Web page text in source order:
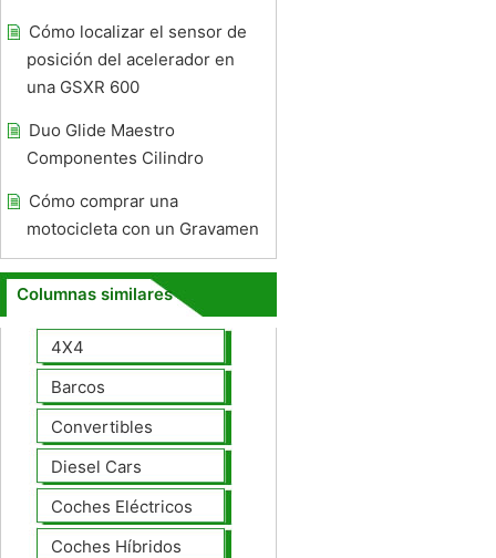
Cómo localizar el sensor de
posición del acelerador en
una GSXR 600
Duo Glide Maestro
Componentes Cilindro
Cómo comprar una
motocicleta con un Gravamen
Columnas similares
4X4
Barcos
Convertibles
Diesel Cars
Coches Eléctricos
Coches Híbridos